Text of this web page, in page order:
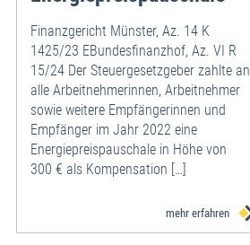
Finanzgericht Münster, Az. 14 K
1425/23 EBundesfinanzhof, Az. VI R
15/24 Der Steuergesetzgeber zahlte an
alle Arbeitnehmerinnen, Arbeitnehmer
sowie weitere Empfängerinnen und
Empfänger im Jahr 2022 eine
Energiepreispauschale in Höhe von
300 € als Kompensation […]
mehr erfahren